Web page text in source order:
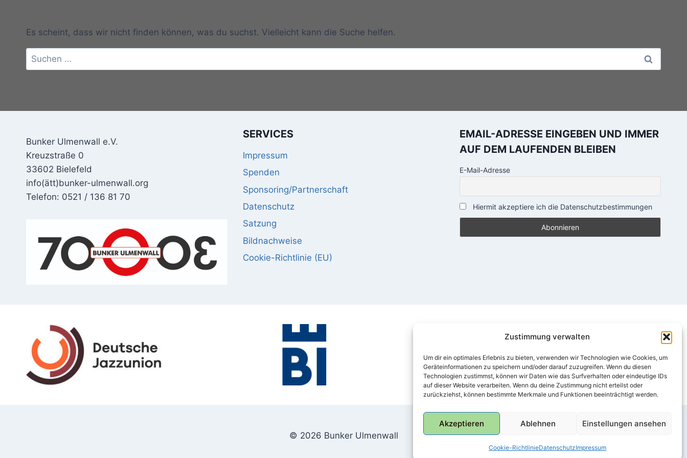
Zustimmung verwalten
Um dir ein optimales Erlebnis zu bieten, verwenden wir Technologien wie Cookies, um
Geräteinformationen zu speichern und/oder darauf zuzugreifen. Wenn du diesen
Technologien zustimmst, können wir Daten wie das Surfverhalten oder eindeutige IDs
auf dieser Website verarbeiten. Wenn du deine Zustimmung nicht erteilst oder
zurückziehst, können bestimmte Merkmale und Funktionen beeinträchtigt werden.
Akzeptieren Ablehnen Einstellungen ansehen
Cookie-RichtlinieDatenschutzImpressum
Es scheint, dass wir nicht finden können, was du suchst. Vielleicht kann die Suche helfen.
Suchen
nach:
Bunker Ulmenwall e.V.
Kreuzstraße 0
33602 Bielefeld
info(ätt)bunker-ulmenwall.org
Telefon: 0521 / 136 81 70
SERVICES
Impressum
Spenden
Sponsoring/Partnerschaft
Datenschutz
Satzung
Bildnachweise
Cookie-Richtlinie (EU)
EMAIL-ADRESSE EINGEBEN UND IMMER
AUF DEM LAUFENDEN BLEIBEN
E-Mail-Adresse
Hiermit akzeptiere ich die Datenschutzbestimmungen
© 2026 Bunker Ulmenwall